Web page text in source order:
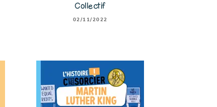
Collectif
02/11/2022